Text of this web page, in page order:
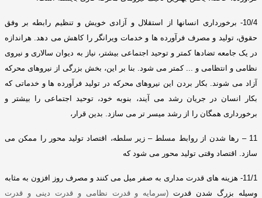
10/4-
برخورداری انسانها از استقلال و آزادی خویش و تنظیم رابطه بر وفق
حقوق، تولید و مصرف فرآورده ها و خدمات ویرانگر را کاهش می دهد
هراندازه
در یک جامعه تضادها کمتر و توحید اجتماعی بیشتر، نیاز به دیوان سالاری و نیروی
نظامی و انتظامی و
...کمتر می شود
بنا بر این، بخش بزرگی از نیروهای محرکه
آزاد می شوند
بکار بردن این نیروهای محرکه در تولید فرآورده ها و خدماتی که
بکار انسان در جریان رشد می آیند، بنوبه خود، توحید اجتماعی را بیشتر و
برخورداری همگان را از رشد میسر تر می سازد
بدین قرار،
11 –
رها شدن از روابط مسلط – زیر سلطه، اقتصاد تولید محور را ممکن می
سازد
اقتصاد وقتی تولید محور می شود که
11/1- هزینه های قدرت مداری به صفر میل می کنند و مصرف روز افزون به مثابه
وسیله بزرگ شدن قدرت (سرمایه و قدرت نظامی و قدرت دینی و قدرت